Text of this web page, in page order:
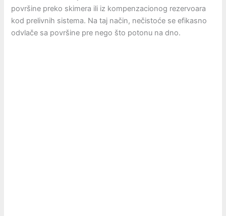
površine preko skimera ili iz kompenzacionog rezervoara
kod prelivnih sistema. Na taj način, nečistoće se efikasno
odvlače sa površine pre nego što potonu na dno.